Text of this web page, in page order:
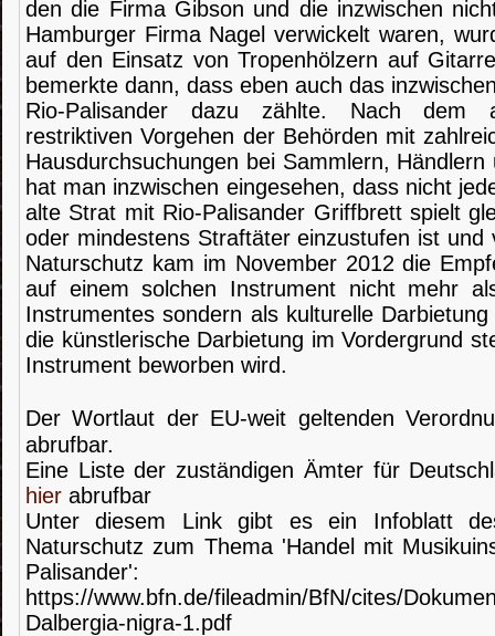
den die Firma Gibson und die inzwischen
Hamburger Firma Nagel verwickelt waren,
auf den Einsatz von Tropenhölzern auf
bemerkte dann, dass eben auch das
Rio-Palisander dazu zählte. Nach dem
restriktiven Vorgehen der Behörden mit
Hausdurchsuchungen bei Sammlern,
hat man inzwischen eingesehen, dass nicht
alte Strat mit Rio-Palisander Griffbrett spielt
oder mindestens Straftäter einzustufen ist und
Naturschutz kam im November 2012 die
auf einem solchen Instrument nicht mehr
Instrumentes sondern als kulturelle
die künstlerische Darbietung im Vordergrund
Instrument beworben wird.
Der Wortlaut der EU-weit geltenden
abrufbar.
Eine Liste der zuständigen Ämter für
hier abrufbar
Unter diesem Link gibt es ein Infoblatt
Naturschutz zum Thema 'Handel mit
Palisander':
https://www.bfn.de/fileadmin/BfN/cites/
Dalbergia-nigra-1.pdf